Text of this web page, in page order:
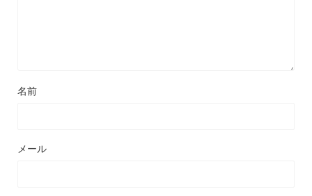
名前
メール